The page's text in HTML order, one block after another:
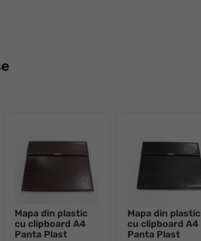
Mapa din plastic
cu clipboard A4
Panta Plast
Mapa din plastic
cu clipboard A4
Panta Plast